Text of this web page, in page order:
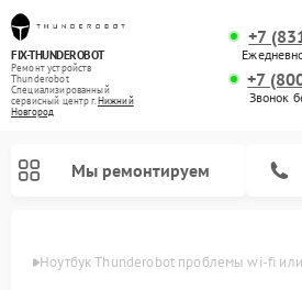
FIX-THUNDEROBOT
Ремонт устройств
Thunderobot
Специализированный
cервисный центр г.Нижний
Новгород
+7
+7
Звонок
Мы ремонтируем
Ноутбук Thunderobot проблемы wi‑fi